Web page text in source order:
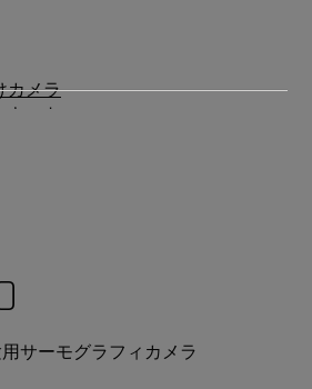
カメラ
ット
サーモグラフィカメラ